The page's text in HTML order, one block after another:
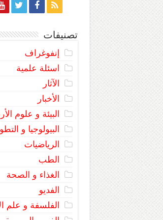
تصنيفات
إنفوغراف
اسئلة علمية
الآثار
الأخبار
البيئة و علوم
البيولوجيا و
الرياضيات
الطب
الغذاء و الصحة
الفديو
الفلسفة و علم